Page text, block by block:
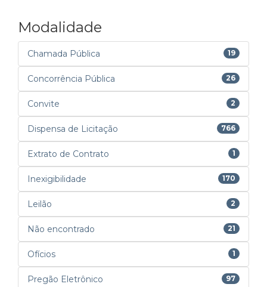
Modalidade
Chamada Pública 19
Concorrência Pública 26
Convite 2
Dispensa de Licitação 766
Extrato de Contrato 1
Inexigibilidade 170
Leilão 2
Não encontrado 21
Ofícios 1
Pregão Eletrônico 97